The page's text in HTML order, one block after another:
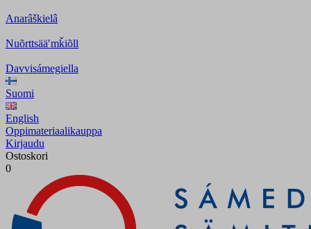
Anarâškielâ
Nuõrttsääʹmǩiõll
Davvisámegiella
Suomi
English
Oppimateriaalikauppa
Kirjaudu
Ostoskori
0